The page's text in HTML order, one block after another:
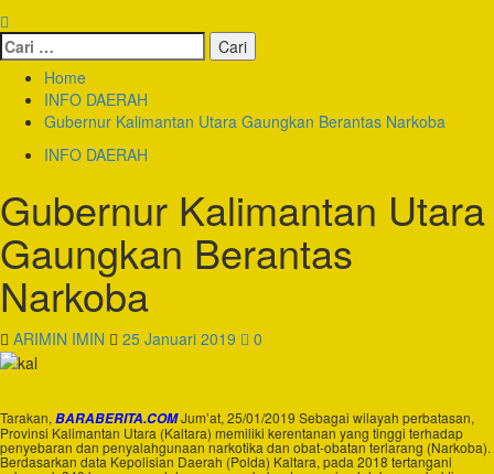
Cari
untuk:
Home
INFO DAERAH
Gubernur Kalimantan Utara Gaungkan Berantas Narkoba
INFO DAERAH
Gubernur Kalimantan Utara
Gaungkan Berantas
Narkoba
ARIMIN IMIN 25 Januari 2019 0
Tarakan, BARABERITA.COMJum’at, 25/01/2019 Sebagai wilayah perbatasan,
Provinsi Kalimantan Utara (Kaltara) memiliki kerentanan yang tinggi terhadap
penyebaran dan penyalahgunaan narkotika dan obat-obatan terlarang (Narkoba).
Berdasarkan data Kepolisian Daerah (Polda) Kaltara, pada 2018 tertangani